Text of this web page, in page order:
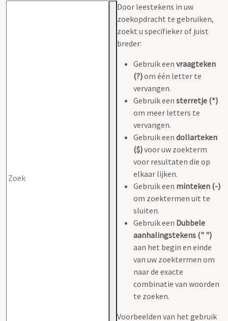
Door leestekens in uw
zoekopdracht te gebruiken,
zoekt u specifieker of juist
breder:
Gebruik een vraagteken
(?)om één letter te
vervangen.
Gebruik een sterretje (*)
om meer letters te
vervangen.
Gebruik een dollarteken
($)voor uw zoekterm
voor resultaten die op
elkaar lijken.
Gebruik een minteken (-)
om zoektermen uit te
sluiten.
Gebruik een Dubbele
aanhalingstekens (" ")
aan het begin en einde
van uw zoektermen om
naar de exacte
combinatie van woorden
te zoeken.
Voorbeelden van het gebruik